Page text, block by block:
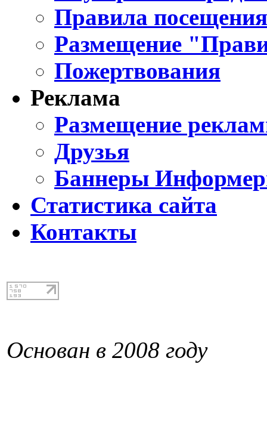
Правила
Размещение
Пожертвования
Реклама
Размещение
Друзья
Баннеры
Статистика сайта
Контакты
Основан в 2008 году